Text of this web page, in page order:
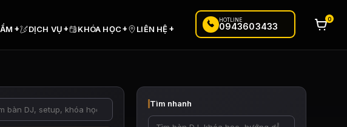
+ DỊCH VỤ+ KHÓA HỌC+ LIÊN HỆ +
HOTLINE
0943603433
0
Tìm nhanh